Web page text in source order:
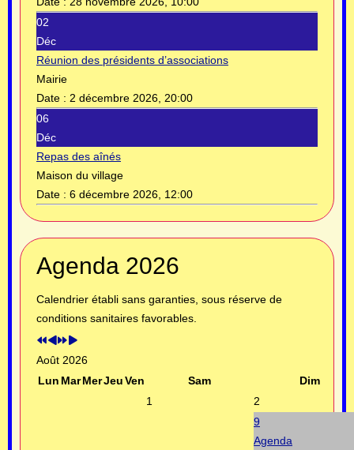
02
Déc
Réunion des présidents d’associations
Mairie
Date : 2 décembre 2026, 20:00
06
Déc
Repas des aînés
Maison du village
Date : 6 décembre 2026, 12:00
Agenda 2026
Calendrier établi sans garanties, sous réserve de
conditions sanitaires favorables.
Année
précédente
précédent
suivante
suivant
Août 2026
Lun MarMerJeuVen Sam
Dim
1
2
9
Agenda